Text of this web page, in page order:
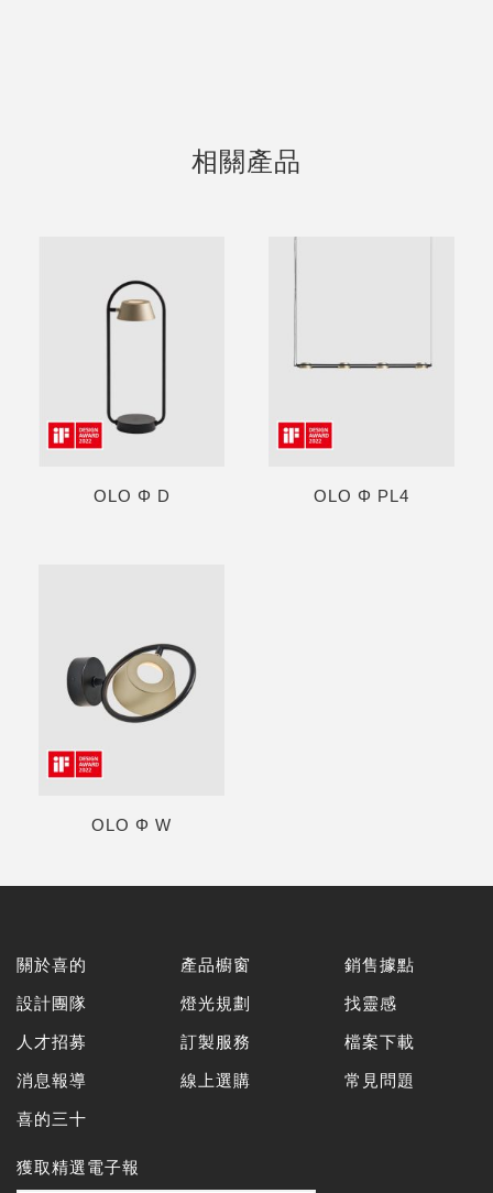
相關產品
OLO Φ D OLO Φ PL4
OLO Φ W
關於喜的
設計團隊
人才招募
消息報導
喜的三十
產品櫥窗
燈光規劃
訂製服務
線上選購
銷售據點
找靈感
檔案下載
常見問題
獲取精選電子報